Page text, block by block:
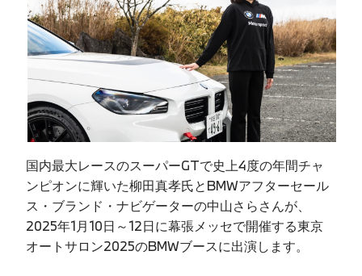
国内最大レースのスーパーGTで史上4度の年間チャ
ンピオンに輝いた柳田真孝氏とBMWアフターセール
ス・ブランド・ナビゲーターの中山さらさんが、
2025年1月10日～12日に幕張メッセで開催する東京
オートサロン2025のBMWブースに出演します。